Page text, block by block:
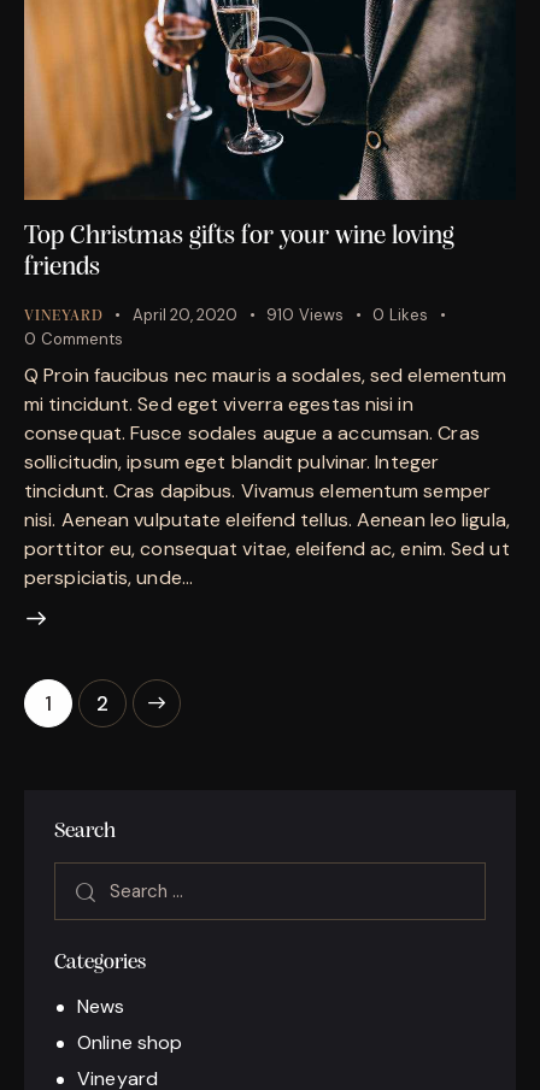
Top Christmas gifts for your wine loving
friends
VINEYARD April 20, 2020 910 Views 0 Likes
0 Comments
Q Proin faucibus nec mauris a sodales, sed elementum
mi tincidunt. Sed eget viverra egestas nisi in
consequat. Fusce sodales augue a accumsan. Cras
sollicitudin, ipsum eget blandit pulvinar. Integer
tincidunt. Cras dapibus. Vivamus elementum semper
nisi. Aenean vulputate eleifend tellus. Aenean leo ligula,
porttitor eu, consequat vitae, eleifend ac, enim. Sed ut
perspiciatis, unde…
Posts
pagination
Page
1 Page
2
Search
for:
Categories
News
Online shop
Vineyard